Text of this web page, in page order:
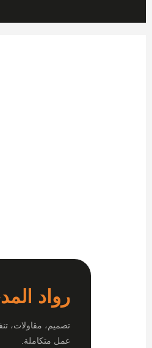
رواد
تصميم، مقاولات،
عمل متكاملة.